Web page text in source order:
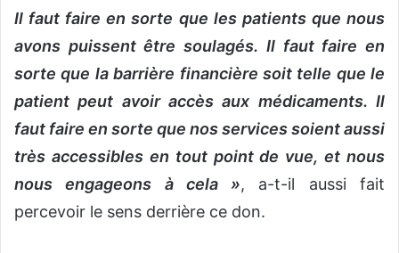
Il faut faire en sorte que les patients que nous
avons puissent être soulagés. Il faut faire en
sorte que la barrière financière soit telle que le
patient peut avoir accès aux médicaments. Il
faut faire en sorte que nos services soient aussi
très accessibles en tout point de vue, et nous
nous engageons à cela », a-t-il aussi fait
percevoir le sens derrière ce don.